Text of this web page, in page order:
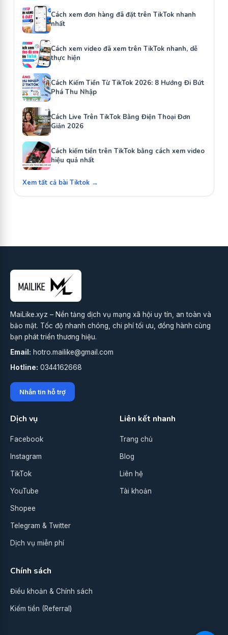
Cách xem đơn hàng đã đặt trên TikTok nhanh
nhất
Cách xem video đã xem trên TikTok nhanh, dễ
thực hiện
Cách Kiếm Tiền Từ TikTok 2026: 8 Hướng Đi Bứt
Phá Thu Nhập
Cách Live Trên TikTok Bằng Điện Thoại Đơn
Giản 2026
Cách kiếm tiền trên TikTok bằng cách xem video
hiệu quả nhất
Xem tất cả bài Tiktok →
MaiLike.xyz – Nền tảng dịch vụ mạng xã hội uy tín, an toàn và
bảo mật. Tốc độ nhanh chóng, chi phí tối ưu, đồng hành cùng
bạn phát triển thương hiệu.
Email: hotro.mailike@gmail.com
Hotline: 0344162668
Nhắn tin hỗ trợ
Dịch vụ
Facebook
Instagram
TikTok
YouTube
Shopee
Telegram & Twitter
Dịch vụ miễn phí
Liên kết nhanh
Trang chủ
Blog
Liên hệ
Tài khoản
Chính sách
Điều khoản & Chính sách
Kiếm tiền (Referral)